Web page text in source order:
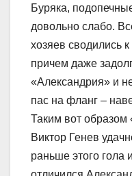
Буряка,
довольно слабо.
хозяев сводились
причем даже
«Александрия» и
пас на фланг –
Таким вот образом
Виктор Генев
раньше этого гола